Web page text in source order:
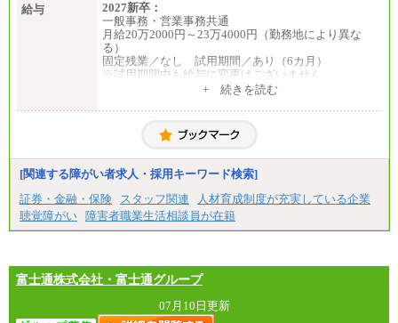
給与
2027新卒：
一般事務・営業事務共通
月給20万2000円～23万4000円（勤務地により異な
る）
固定残業／なし 試用期間／あり（6カ月）
※試用期間中も給与に変更はございません
月給20万2000円～23万4000円（勤務地により異な
固定残業／なし 試用期間／あり（6か月）
+ 続きを読む
[関連する障がい者求人・採用キーワード検索]
証券・金融・保険
スタッフ関連
人材育成制度が充実している企業
聴覚障がい 障害者職業生活相談員が在籍
富士通株式会社・富士通グループ
07月10日更新